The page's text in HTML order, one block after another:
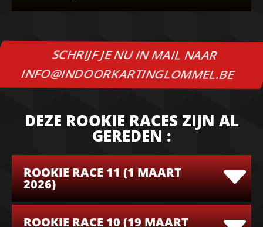
SCHRIJF JE NU IN MAIL NAAR
INFO@INDOORKARTINGLOMMEL.BE
DEZE ROOKIE RACES ZIJN AL
GEREDEN :
ROOKIE RACE 11 (1 MAART
2026)
ROOKIE RACE 10 (19 MAART